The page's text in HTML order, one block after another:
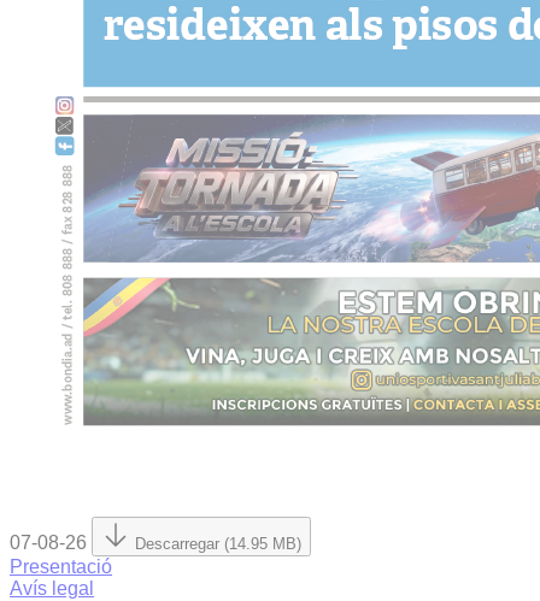
07-08-26 Descarregar (14.95 MB)
Presentació
Avís legal